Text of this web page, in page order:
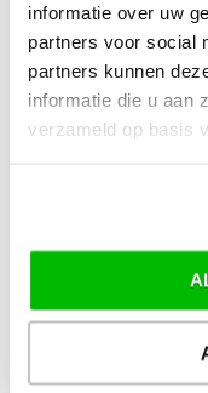
informatie over uw
partners voor social
partners kunnen
informatie die u aan
verzameld op basis
Schrijf je in voor onze